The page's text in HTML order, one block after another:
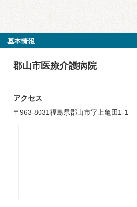
基本情報
郡山市医療介護病院
アクセス
〒963-8031福島県郡山市字上亀田1-1